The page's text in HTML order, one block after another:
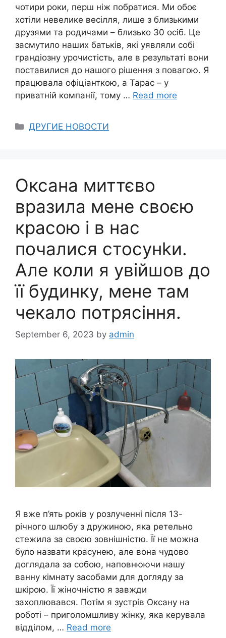
чотири роки, перш ніж побратися. Ми обоє
хотіли невелике весілля, лише з близькими
друзями та родичами – близько 30 осіб. Це
засмутило наших батьків, які уявляли собі
грандіозну урочистість, але в результаті вони
поставилися до нашого рішення з повагою. Я
працювала офіціанткою, а Тарас – у
приватній компанії, тому … Read more
Categories
ДРУГИЕ НОВОСТИ
Оксана миттєво
вразила мене своєю
красою і в нас
почалися стосунkи.
Але коли я увійшов до
її будинку, мене там
чекало потрясіння.
September 6, 2023 by admin
Я вже п’ять років у розлученні після 13-
річного шлюбу з дружиною, яка ретельно
стежила за своєю зовнішністю. Її не можна
було назвати красунею, але вона чудово
доглядала за собою, наповнюючи нашу
ванну кімнату засобами для догляду за
шкірою. Її жіночністю я завжди
захоплювався. Потім я зустрів Оксану на
роботі – приголомшливу жінку, яка керувала
відділом, … Read more